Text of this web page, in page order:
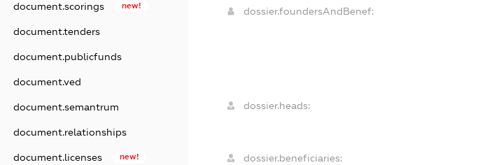
document.scorings new!
document.tenders
document.publicfunds
document.ved
document.semantrum
document.relationships
document.licenses new!
dossier.foundersAndBenef:
dossier.heads:
dossier.beneficiaries: